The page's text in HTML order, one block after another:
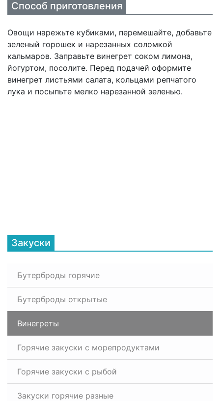
Способ приготовления
Овощи нарежьте кубиками, перемешайте, добавьте
зеленый горошек и нарезанных соломкой
кальмаров. Заправьте винегрет соком лимона,
йогуртом, посолите. Перед подачей оформите
винегрет листьями салата, кольцами репчатого
лука и посыпьте мелко нарезанной зеленью.
Закуски
Бутерброды горячие
Бутерброды открытые
Винегреты
Горячие закуски с морепродуктами
Горячие закуски с рыбой
Закуски горячие разные